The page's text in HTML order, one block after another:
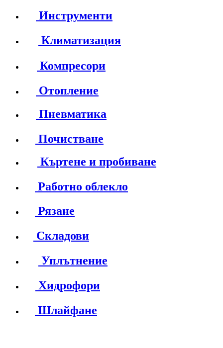
Инструменти
Климатизация
Компресори
Отопление
Пневматика
Почистване
Къртене и пробиване
Работно облекло
Рязане
Складови
Уплътнение
Хидрофори
Шлайфане